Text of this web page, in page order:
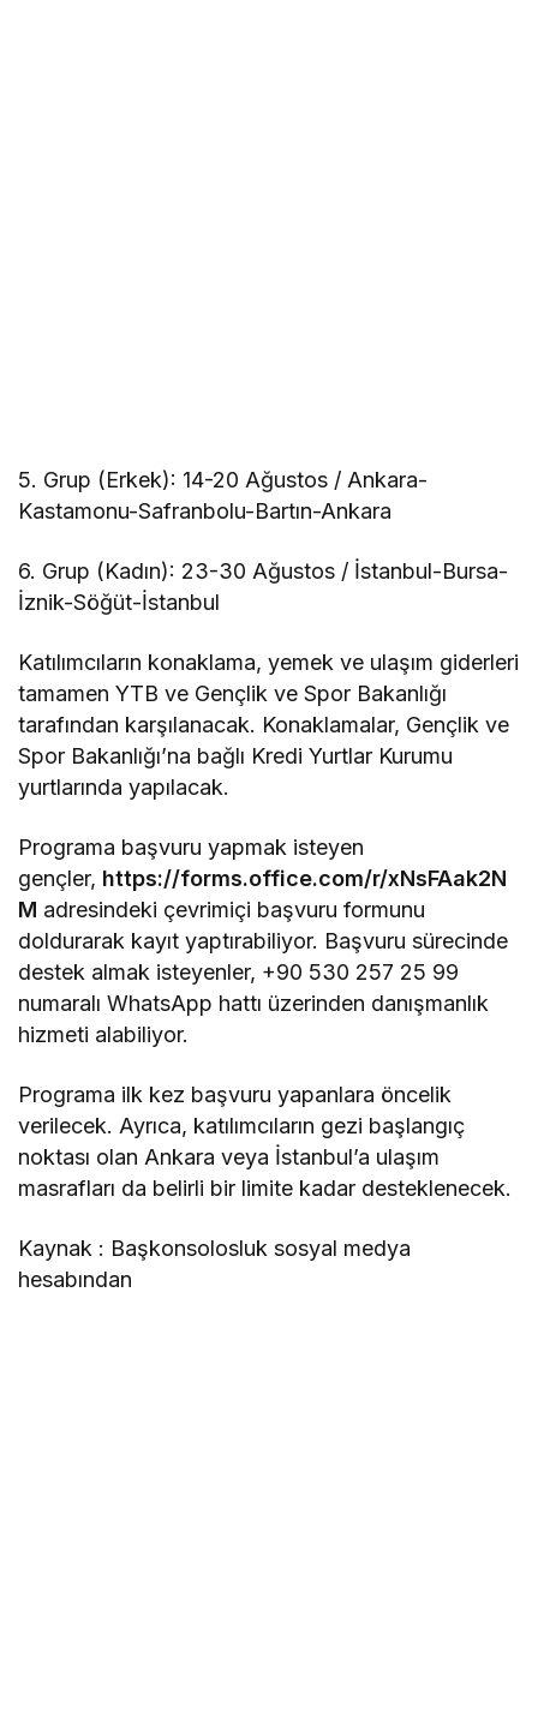
5. Grup (Erkek): 14-20 Ağustos / Ankara-
Kastamonu-Safranbolu-Bartın-Ankara
6. Grup (Kadın): 23-30 Ağustos / İstanbul-Bursa-
İznik-Söğüt-İstanbul
Katılımcıların konaklama, yemek ve ulaşım giderleri
tamamen YTB ve Gençlik ve Spor Bakanlığı
tarafından karşılanacak. Konaklamalar, Gençlik ve
Spor Bakanlığı’na bağlı Kredi Yurtlar Kurumu
yurtlarında yapılacak.
Programa başvuru yapmak isteyen
gençler, https://forms.office.com/r/xNsFAak2N
M adresindeki çevrimiçi başvuru formunu
doldurarak kayıt yaptırabiliyor. Başvuru sürecinde
destek almak isteyenler, +90 530 257 25 99
numaralı WhatsApp hattı üzerinden danışmanlık
hizmeti alabiliyor.
Programa ilk kez başvuru yapanlara öncelik
verilecek. Ayrıca, katılımcıların gezi başlangıç
noktası olan Ankara veya İstanbul’a ulaşım
masrafları da belirli bir limite kadar desteklenecek.
Kaynak : Başkonsolosluk sosyal medya
hesabından